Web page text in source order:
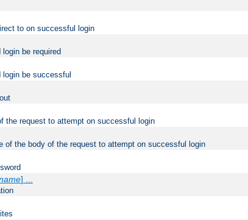
to on successful login
be required
be successful
the request to attempt on successful login
of the body of the request to attempt on successful login
] ...